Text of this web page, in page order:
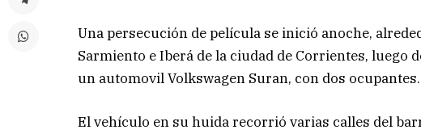
Una persecución de película se inició anoche,
Sarmiento e Iberá de la ciudad de Corrientes, luego
un automovil Volkswagen Suran, con dos ocupantes.
El vehículo en su huida recorrió varias calles del